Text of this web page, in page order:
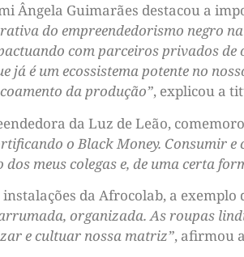
Ângela Guimarães destacou a
do empreendedorismo negro
com parceiros privados
já é um ecossistema potente no
da produção”, explicou a
da Luz de Leão,
o Black Money. Consumir
meus colegas e, de uma certa
da Afrocolab, a
organizada. As roupas
e cultuar nossa matriz”, afirmou